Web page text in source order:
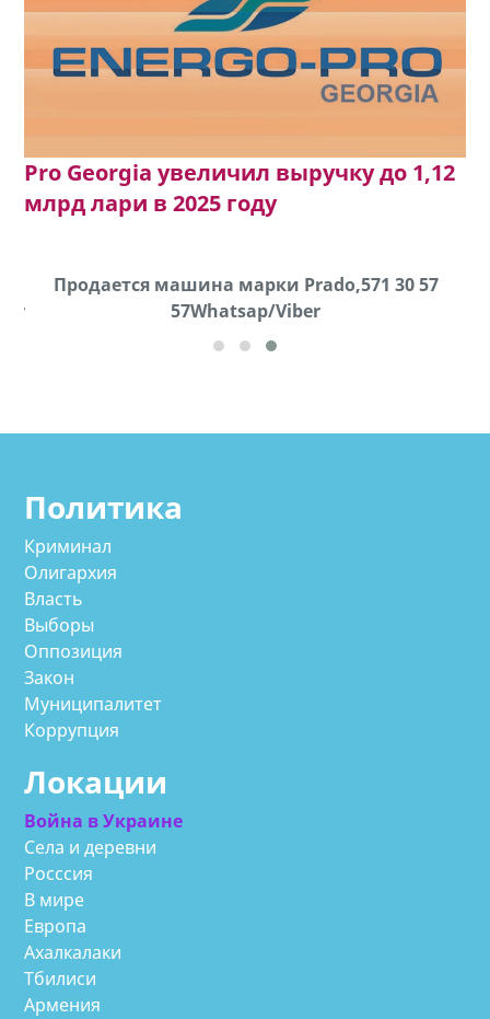
Pro Georgia увеличил выручку до 1,12
млрд лари в 2025 году
Продается машина марки Prado,571 30 57
57Whatsap/Viber
Политика
Криминал
Олигархия
Власть
Выборы
Оппозиция
Закон
Муниципалитет
Коррупция
Локации
Война в Украине
Села и деревни
Росссия
В мире
Европа
Ахалкалаки
Тбилиси
Армения